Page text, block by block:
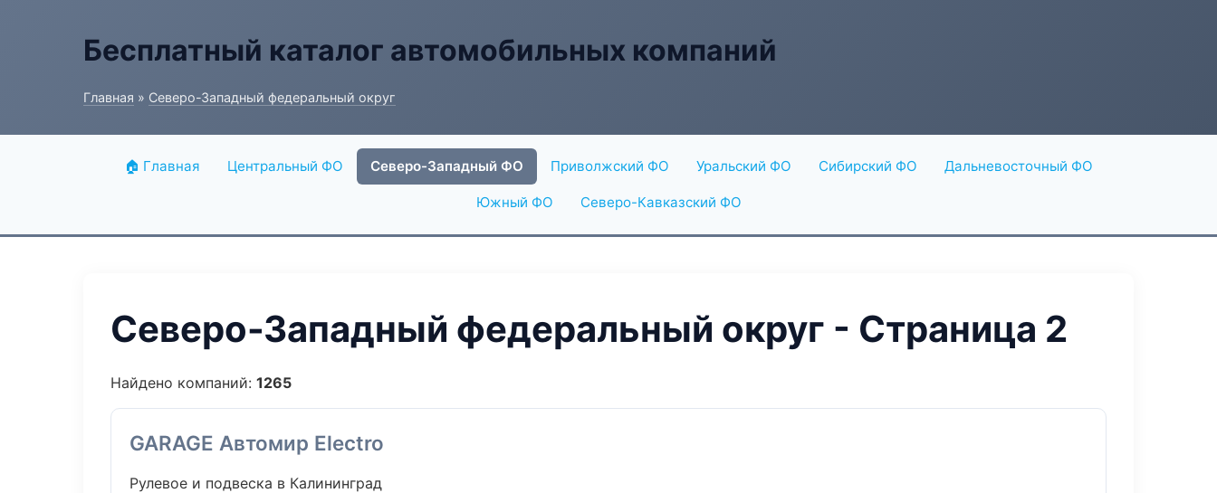
Бесплатный каталог автомобильных компаний
Главная » Северо-Западный федеральный округ
🏠 Главная Центральный ФО Северо-Западный ФО Приволжский ФО Уральский ФО Сибирский ФО Дальневосточный ФО
Южный ФО Северо-Кавказский ФО
Северо-Западный федеральный округ - Страница 2
Найдено компаний: 1265
GARAGE Автомир Electro
Рулевое и подвеска в Калининград